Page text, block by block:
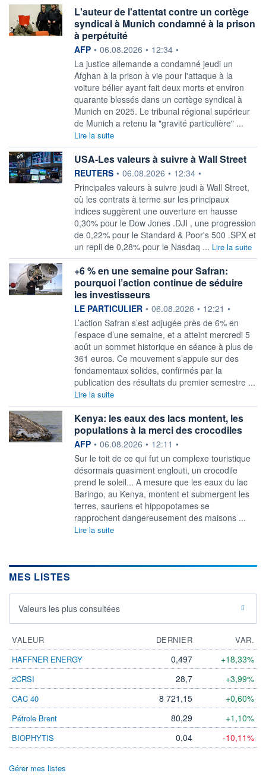
L'auteur de l'attentat contre un cortège
syndical à Munich condamné à la prison
à perpétuité
information fournie par
AFP • 06.08.2026 • 12:34 •
La justice allemande a condamné jeudi un
Afghan à la prison à vie pour l'attaque à la
voiture bélier ayant fait deux morts et environ
quarante blessés dans un cortège syndical à
Munich en 2025. Le tribunal régional supérieur
de Munich a retenu la "gravité particulière" ...
Lire la suite
USA-Les valeurs à suivre à Wall Street
information fournie par
REUTERS • 06.08.2026 • 12:34 •
Principales valeurs à suivre jeudi à Wall Street,
où les contrats à terme sur les principaux
indices suggèrent une ouverture en hausse
0,30% pour le Dow Jones .DJI , une progression
de 0,22% pour le Standard & Poor's 500 .SPX et
un repli de 0,28% pour le Nasdaq ... Lire la suite
+6 % en une semaine pour Safran:
pourquoi l’action continue de séduire
les investisseurs
information fournie par
LE PARTICULIER • 06.08.2026 • 12:21 •
L’action Safran s’est adjugée près de 6% en
l’espace d’une semaine, et a atteint mercredi 5
août un sommet historique en séance à plus de
361 euros. Ce mouvement s’appuie sur des
fondamentaux solides, confirmés par la
publication des résultats du premier semestre ...
Lire la suite
Kenya: les eaux des lacs montent, les
populations à la merci des crocodiles
information fournie par
AFP • 06.08.2026 • 12:11 •
Sur le toit de ce qui fut un complexe touristique
désormais quasiment englouti, un crocodile
prend le soleil... A mesure que les eaux du lac
Baringo, au Kenya, montent et submergent les
terres, sauriens et hippopotames se
rapprochent dangereusement des maisons ...
Lire la suite
MES LISTES
Valeurs les plus consultées
VALEUR DERNIER
VAR.
HAFFNER ENERGY
0,497 +18,33%
2CRSI 28,7 +3,99%
CAC 40 8 721,15 +0,60%
Pétrole Brent 80,29 +1,10%
BIOPHYTIS 0,04 -10,11%
Gérer mes listes